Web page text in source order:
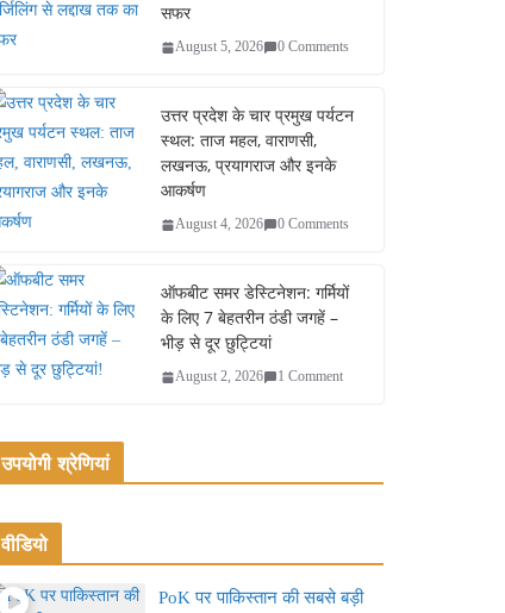
सफर
August 5, 2026 0 Comments
उत्तर प्रदेश के चार प्रमुख पर्यटन
स्थल: ताज महल, वाराणसी,
लखनऊ, प्रयागराज और इनके
आकर्षण
August 4, 2026 0 Comments
ऑफबीट समर डेस्टिनेशन: गर्मियों
के लिए 7 बेहतरीन ठंडी जगहें –
भीड़ से दूर छुट्टियां
August 2, 2026 1 Comment
उपयोगी श्रेणियां
वीडियो
PoK पर पाकिस्तान की सबसे बड़ी